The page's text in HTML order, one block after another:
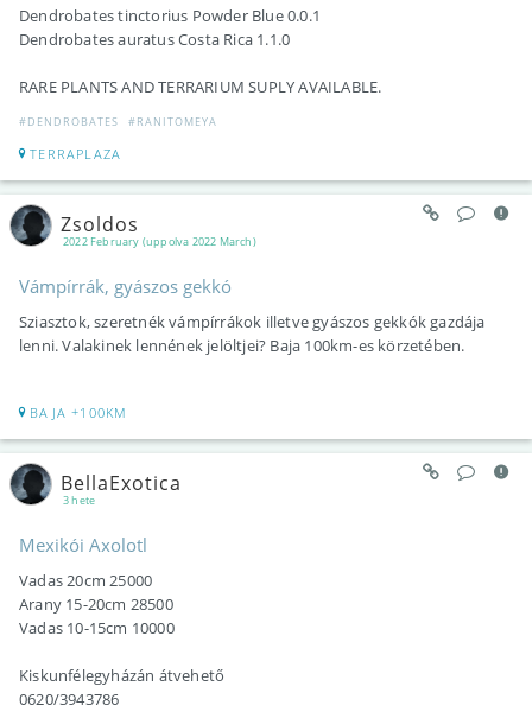
Dendrobates tinctorius Powder Blue 0.0.1
Dendrobates auratus Costa Rica 1.1.0
RARE PLANTS AND TERRARIUM SUPLY AVAILABLE.
#DENDROBATES #RANITOMEYA
TERRAPLAZA
2022 February (uppolva 2022 March)
Zsoldos
Vámpírrák, gyászos gekkó
Sziasztok, szeretnék vámpírrákok illetve gyászos gekkók gazdája
lenni. Valakinek lennének jelöltjei? Baja 100km-es körzetében.
BAJA +100KM
3 hete
BellaExotica
Mexikói Axolotl
Vadas 20cm 25000
Arany 15-20cm 28500
Vadas 10-15cm 10000
Kiskunfélegyházán átvehető
0620/3943786